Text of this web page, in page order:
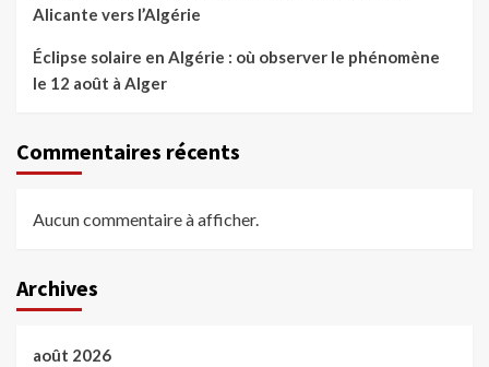
Alicante vers l’Algérie
Éclipse solaire en Algérie : où observer le phénomène
le 12 août à Alger
Commentaires récents
Aucun commentaire à afficher.
Archives
août 2026